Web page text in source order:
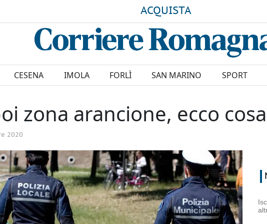
ACQUISTA
CESENA IMOLA FORLÌ SAN MARINO SPORT
zona arancione, ecco
2020